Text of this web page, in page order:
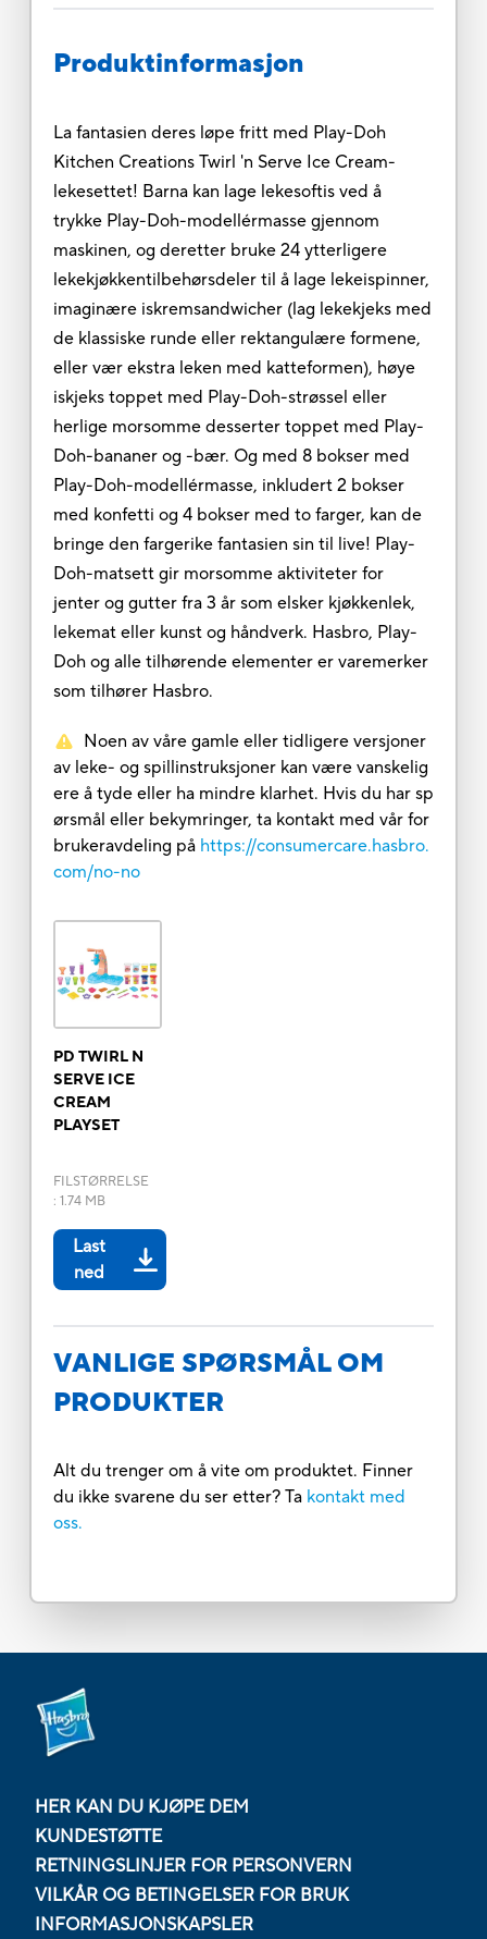
Produktinformasjon
La fantasien deres løpe fritt med Play-Doh
Kitchen Creations Twirl 'n Serve Ice Cream-
lekesettet! Barna kan lage lekesoftis ved å
trykke Play-Doh-modellérmasse gjennom
maskinen, og deretter bruke 24 ytterligere
lekekjøkkentilbehørsdeler til å lage lekeispinner,
imaginære iskremsandwicher (lag lekekjeks med
de klassiske runde eller rektangulære formene,
eller vær ekstra leken med katteformen), høye
iskjeks toppet med Play-Doh-strøssel eller
herlige morsomme desserter toppet med Play-
Doh-bananer og -bær. Og med 8 bokser med
Play-Doh-modellérmasse, inkludert 2 bokser
med konfetti og 4 bokser med to farger, kan de
bringe den fargerike fantasien sin til live! Play-
Doh-matsett gir morsomme aktiviteter for
jenter og gutter fra 3 år som elsker kjøkkenlek,
lekemat eller kunst og håndverk. Hasbro, Play-
Doh og alle tilhørende elementer er varemerker
som tilhører Hasbro.
Noen av våre gamle eller tidligere versjoner
av leke- og spillinstruksjoner kan være vanskelig
ere å tyde eller ha mindre klarhet. Hvis du har sp
ørsmål eller bekymringer, ta kontakt med vår for
brukeravdeling på https://consumercare.hasbro.
com/no-no
PD TWIRL N
SERVE ICE
CREAM
PLAYSET
FILSTØRRELSE
: 1.74 MB
Last
ned
VANLIGE SPØRSMÅL OM
PRODUKTER
Alt du trenger om å vite om produktet. Finner
du ikke svarene du ser etter? Ta kontakt med
oss.
HER KAN DU KJØPE DEM
KUNDESTØTTE
RETNINGSLINJER FOR PERSONVERN
VILKÅR OG BETINGELSER FOR BRUK
INFORMASJONSKAPSLER